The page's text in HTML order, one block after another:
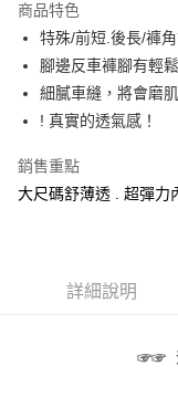
Apple Pay
街口支付
悠遊付
大哥付你分期
相關說明
成交易。
消。如遇「轉專審核」
商品特色
特殊/前短.後長/褲
腳邊反車褲腳有輕
細膩車縫，將會磨
! 真實的透氣感！
銷售重點
大尺碼舒薄透 . 超彈力
詳細說明
☞☞